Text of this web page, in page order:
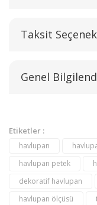
Bu
Taksit
Genel
Etiketler :
havlupan
havlupan petek
dekoratif havlupan
havlupan ölçüsü